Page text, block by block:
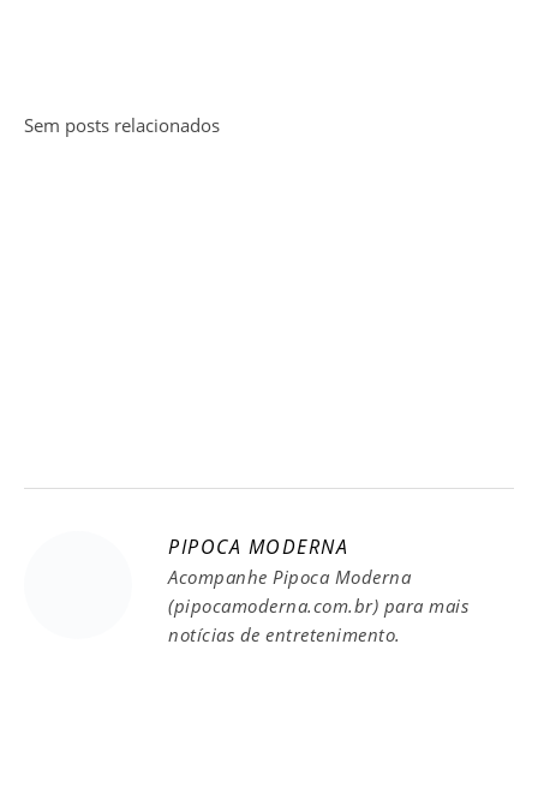
Sem posts relacionados
PIPOCA MODERNA
Acompanhe Pipoca Moderna
(pipocamoderna.com.br) para mais
notícias de entretenimento.